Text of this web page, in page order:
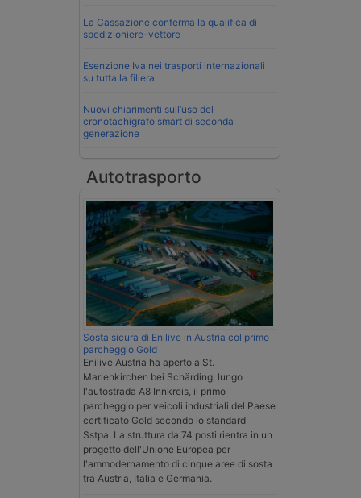
La Cassazione conferma la qualifica di
spedizioniere-vettore
Esenzione Iva nei trasporti internazionali
su tutta la filiera
Nuovi chiarimenti sull’uso del
cronotachigrafo smart di seconda
generazione
Autotrasporto
Sosta sicura di Enilive in Austria col primo
parcheggio Gold
Enilive Austria ha aperto a St.
Marienkirchen bei Schärding, lungo
l'autostrada A8 Innkreis, il primo
parcheggio per veicoli industriali del Paese
certificato Gold secondo lo standard
Sstpa. La struttura da 74 posti rientra in un
progetto dell'Unione Europea per
l'ammodernamento di cinque aree di sosta
tra Austria, Italia e Germania.